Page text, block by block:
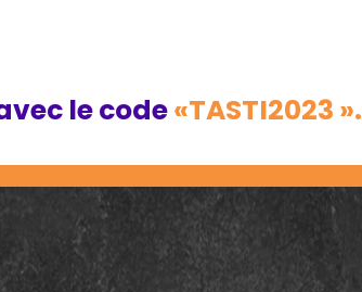
le code«TASTI2023 ».